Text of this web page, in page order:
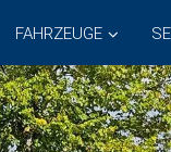
FAHRZEUGE